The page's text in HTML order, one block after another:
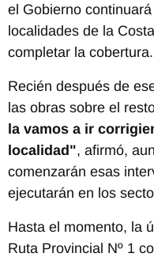
el Gobierno
localidades de la
completar la cobertura.
Recién después de
las obras sobre el
la vamos a ir
localidad", afirmó,
comenzarán esas
ejecutarán en los
Hasta el momento, la
Ruta Provincial Nº 1